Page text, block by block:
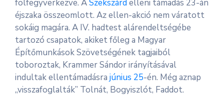
fölfegyverkezve. ASzekszárdelleni támadás 23-án
éjszaka összeomlott. Az ellen-akció nem váratott
sokáig magára. A IV. hadtest alárendeltségébe
tartozó csapatok, akiket főleg a Magyar
Építőmunkások Szövetségének tagjaiból
toboroztak, Krammer Sándor irányításával
indultak ellentámadásra június 25-én. Még aznap
„visszafoglalták” Tolnát, Bogyiszlót, Faddot.